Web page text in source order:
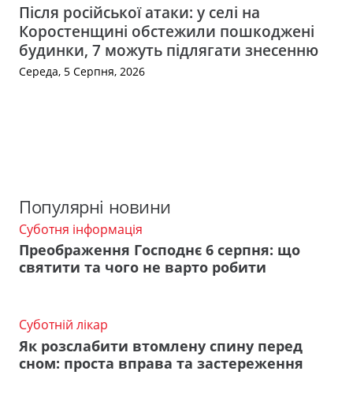
Після російської атаки: у селі на
Коростенщині обстежили пошкоджені
будинки, 7 можуть підлягати знесенню
Середа, 5 Серпня, 2026
Популярні новини
Суботня інформація
Преображення Господнє 6 серпня: що
святити та чого не варто робити
Суботній лікар
Як розслабити втомлену спину перед
сном: проста вправа та застереження